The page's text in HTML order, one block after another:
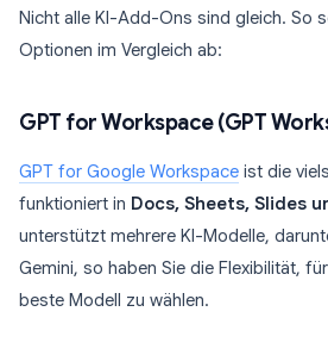
Nicht alle KI-Add-Ons sind gleich. So
Optionen im Vergleich ab:
GPT for Workspace (GPT
GPT for Google Workspace ist die
funktioniert in Docs, Sheets, Slides
unterstützt mehrere KI-Modelle,
Gemini, so haben Sie die Flexibilität,
beste Modell zu wählen.